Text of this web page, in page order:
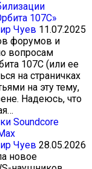
107С»
Чуев 11.07.2025
форумов и
вопросам
107С (или ее
на страничках
на эту тему,
Надеюсь, что
Soundcore
Чуев 28.05.2026
новое